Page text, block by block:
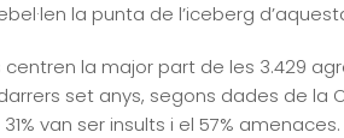
la punta de l’iceberg
la major part de les 3.429
set anys, segons dades de la
van ser insults i el 57% amenaces.